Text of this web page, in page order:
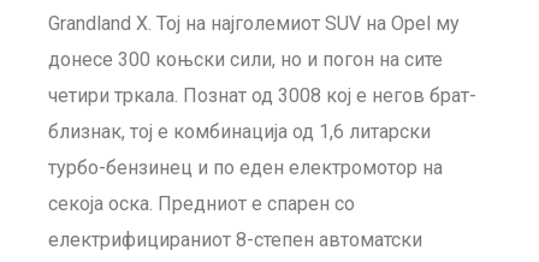
Grandland X. Тој на најголемиот SUV на Opel му
донесе 300 коњски сили, но и погон на сите
четири тркала. Познат од 3008 кој е негов брат-
близнак, тој е комбинација од 1,6 литарски
турбо-бензинец и по еден електромотор на
секоја оска. Предниот е спарен со
електрифицираниот 8-степен автоматски